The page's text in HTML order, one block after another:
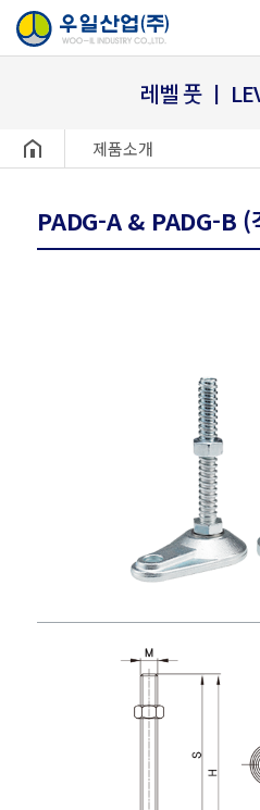
레벨 풋 ㅣ
헤더설정 제품소개
PADG-A & PADG-B (